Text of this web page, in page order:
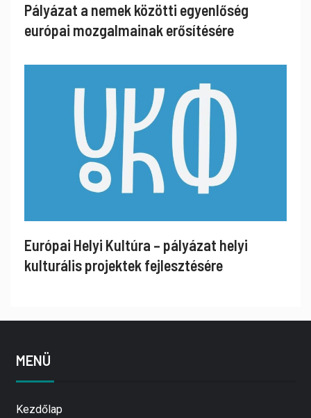
Pályázat a nemek közötti egyenlőség
európai mozgalmainak erősítésére
Európai Helyi Kultúra – pályázat helyi
kulturális projektek fejlesztésére
MENÜ
Kezdőlap